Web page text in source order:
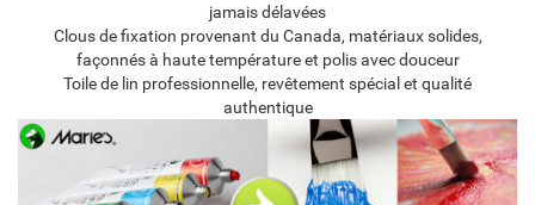
jamais délavées
Clous de fixation provenant du Canada, matériaux solides,
façonnés à haute température et polis avec douceur
Toile de lin professionnelle, revêtement spécial et qualité
authentique